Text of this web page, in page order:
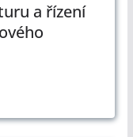
a řízení